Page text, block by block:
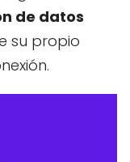
de datos
su propio